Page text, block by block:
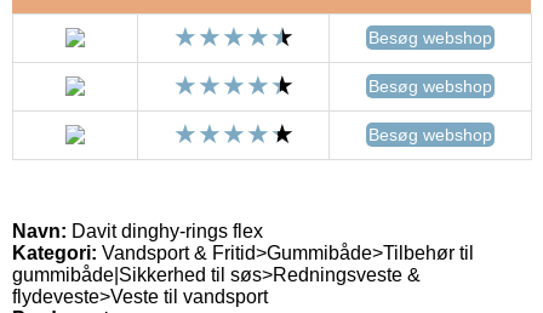
Besøg webshop
Besøg webshop
Besøg webshop
Navn: Davit dinghy-rings flex
Kategori: Vandsport & Fritid>Gummibåde>Tilbehør til
gummibåde|Sikkerhed til søs>Redningsveste &
flydeveste>Veste til vandsport